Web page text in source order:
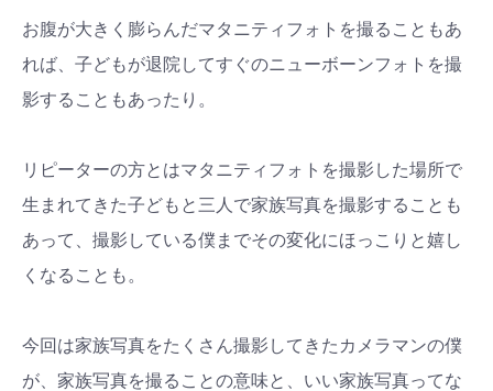
お腹が大きく膨らんだマタニティフォトを撮ることもあ
れば、子どもが退院してすぐのニューボーンフォトを撮
影することもあったり。
リピーターの方とはマタニティフォトを撮影した場所で
生まれてきた子どもと三人で家族写真を撮影することも
あって、撮影している僕までその変化にほっこりと嬉し
くなることも。
今回は家族写真をたくさん撮影してきたカメラマンの僕
が、家族写真を撮ることの意味と、いい家族写真ってな